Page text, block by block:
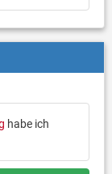
habe ich